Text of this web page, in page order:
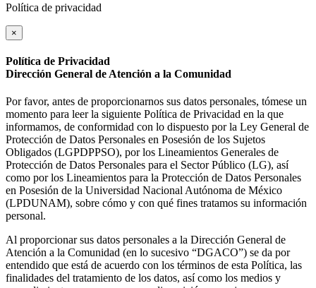
Política de privacidad
×
Política de Privacidad
Dirección General de Atención a la Comunidad
Por favor, antes de proporcionarnos sus datos personales, tómese un
momento para leer la siguiente Política de Privacidad en la que
informamos, de conformidad con lo dispuesto por la Ley General de
Protección de Datos Personales en Posesión de los Sujetos
Obligados (LGPDPPSO), por los Lineamientos Generales de
Protección de Datos Personales para el Sector Público (LG), así
como por los Lineamientos para la Protección de Datos Personales
en Posesión de la Universidad Nacional Autónoma de México
(LPDUNAM), sobre cómo y con qué fines tratamos su información
personal.
Al proporcionar sus datos personales a la Dirección General de
Atención a la Comunidad (en lo sucesivo “DGACO”) se da por
entendido que está de acuerdo con los términos de esta Política, las
finalidades del tratamiento de los datos, así como los medios y